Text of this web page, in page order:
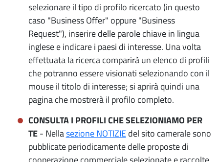
selezionare il tipo di profilo ricercato (in questo
caso "Business Offer" oppure "Business
Request"), inserire delle parole chiave in lingua
inglese e indicare i paesi di interesse. Una volta
effettuata la ricerca comparirà un elenco di profili
che potranno essere visionati selezionando con il
mouse il titolo di interesse; si aprirà quindi una
pagina che mostrerà il profilo completo.
CONSULTA I PROFILI CHE SELEZIONIAMO PER
TE- Nellasezione NOTIZIEdel sito camerale sono
pubblicate periodicamente delle proposte di